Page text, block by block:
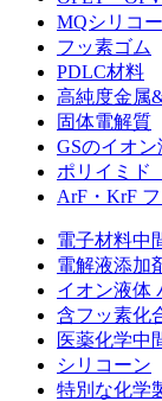
MQシリコ
フッ素ゴム
PDLC材料
高純度金属
固体電解質
GSのイオン
ポリイミド
ArF・KrF
電子材料中
電解液添加
イオン液体
含フッ素化
医薬化学中
シリコーン
特別な化学